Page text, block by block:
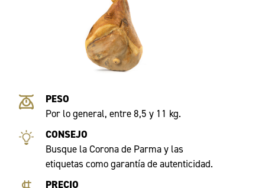
PESO
Por lo general, entre 8,5 y 11 kg.
CONSEJO
Busque la Corona de Parma y las
etiquetas como garantía de autenticidad.
PRECIO